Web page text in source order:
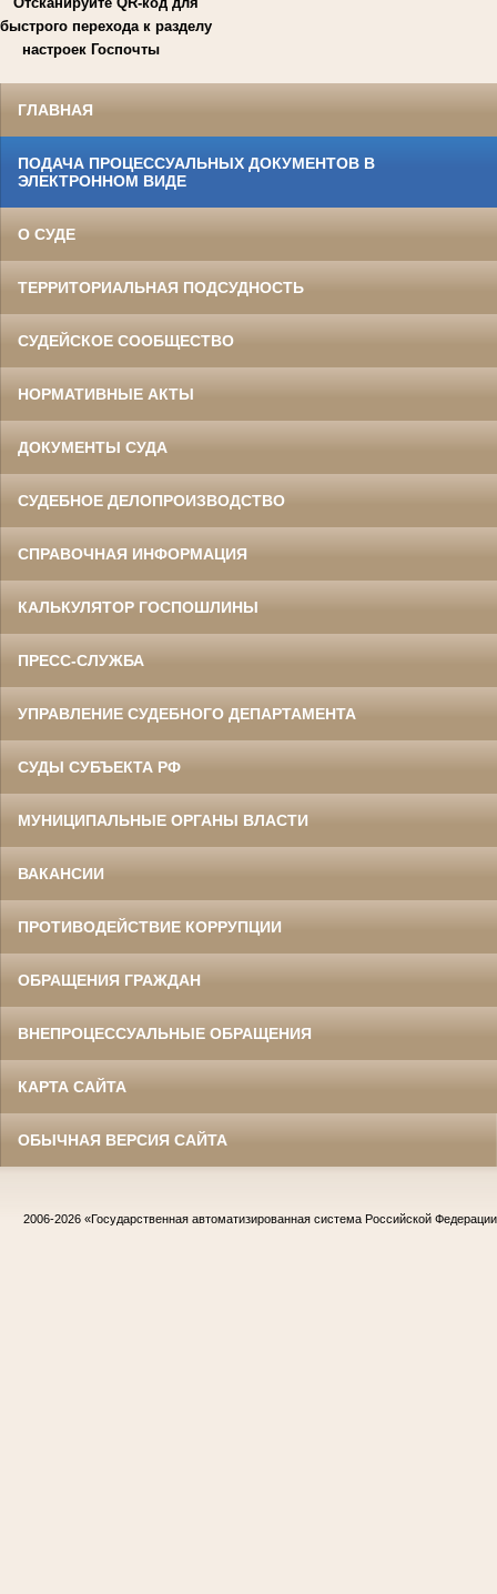
быстрого перехода к разделу
настроек Госпочты
ГЛАВНАЯ
ПОДАЧА ПРОЦЕССУАЛЬНЫХ ДОКУМЕНТОВ В
ЭЛЕКТРОННОМ ВИДЕ
О СУДЕ
ТЕРРИТОРИАЛЬНАЯ ПОДСУДНОСТЬ
СУДЕЙСКОЕ СООБЩЕСТВО
НОРМАТИВНЫЕ АКТЫ
ДОКУМЕНТЫ СУДА
СУДЕБНОЕ ДЕЛОПРОИЗВОДСТВО
СПРАВОЧНАЯ ИНФОРМАЦИЯ
КАЛЬКУЛЯТОР ГОСПОШЛИНЫ
ПРЕСС-СЛУЖБА
УПРАВЛЕНИЕ СУДЕБНОГО ДЕПАРТАМЕНТА
СУДЫ СУБЪЕКТА РФ
МУНИЦИПАЛЬНЫЕ ОРГАНЫ ВЛАСТИ
ВАКАНСИИ
ПРОТИВОДЕЙСТВИЕ КОРРУПЦИИ
ОБРАЩЕНИЯ ГРАЖДАН
ВНЕПРОЦЕССУАЛЬНЫЕ ОБРАЩЕНИЯ
КАРТА САЙТА
ОБЫЧНАЯ ВЕРСИЯ САЙТА
2006-2026 «Государственная автоматизированная система Российской